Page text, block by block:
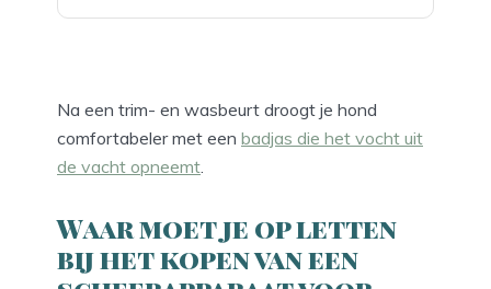
Na een trim- en wasbeurt droogt je hond
comfortabeler met een badjas die het vocht uit
de vacht opneemt
Waar moet je op letten
bij het kopen van een